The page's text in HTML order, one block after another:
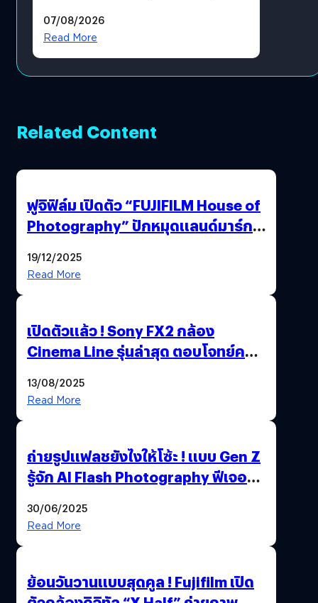
07/08/2026
Read More
Related Content
ฟูจิฟิล์ม เปิดตัว “FUJIFILM House of
Photography” ปักหมุดแลนด์มาร์ก
19/12/2025
Read More
เปิดตัวแล้ว ! Sony FX2 กล้อง
Cinema Line รุ่นล่าสุด ตอบโจทย์ครี
13/08/2025
Read More
ถ่ายรูปแฟลชยังไงให้โซ้ะ ! แบบ Gen Z
รู้จัก AI Flash Photography ฟีเจอร์
30/06/2025
Read More
ย้อนวันวานแบบสุดคูล ! Fujifilm เปิด